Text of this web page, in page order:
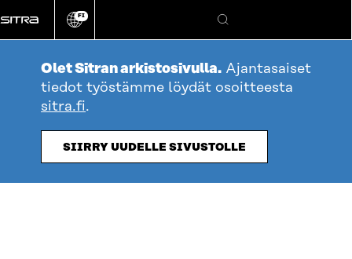
suoraan
sisältöön
Vaihda
kieli
FI
Hae
Olet Sitran arkistosivulla. Ajantasaiset
tiedot työstämme löydät osoitteesta
sitra.fi.
SIIRRY UUDELLE SIVUSTOLLE